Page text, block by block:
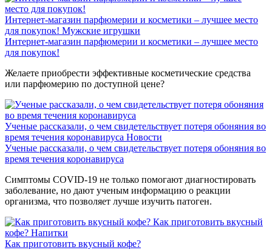
Интернет-магазин парфюмерии и косметики – лучшее место
для покупок! Мужские игрушки
Интернет-магазин парфюмерии и косметики – лучшее место
для покупок!
Желаете приобрести эффективные косметические средства
или парфюмерию по доступной цене?
Ученые рассказали, о чем свидетельствует потеря обоняния во
время течения коронавируса Новости
Ученые рассказали, о чем свидетельствует потеря обоняния во
время течения коронавируса
Симптомы COVID-19 не только помогают диагностировать
заболевание, но дают ученым информацию о реакции
организма, что позволяет лучше изучить патоген.
Как приготовить вкусный
кофе? Напитки
Как приготовить вкусный кофе?